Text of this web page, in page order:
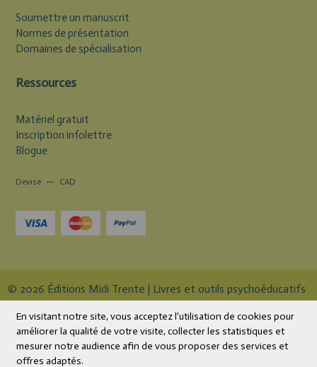
Soumettre un manuscrit
Normes de présentation
Domaines de spécialisation
Ressources
Matériel gratuit
Inscription infolettre
Blogue
Devise CAD
© 2026 Éditions Midi Trente | Livres et outils psychoéducatifs
Boutique en lignepar Panierdachat™
En visitant notre site, vous acceptez l'utilisation de cookies pour
améliorer la qualité de votre visite, collecter les statistiques et
mesurer notre audience afin de vous proposer des services et
offres adaptés.